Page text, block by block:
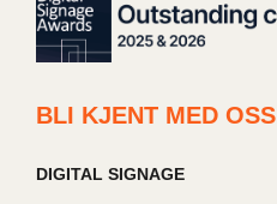
BLI KJENT MED OSS
DIGITAL SIGNAGE